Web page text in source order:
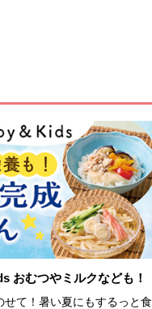
おむつやミルクなども！
せて！暑い夏にもするっと食